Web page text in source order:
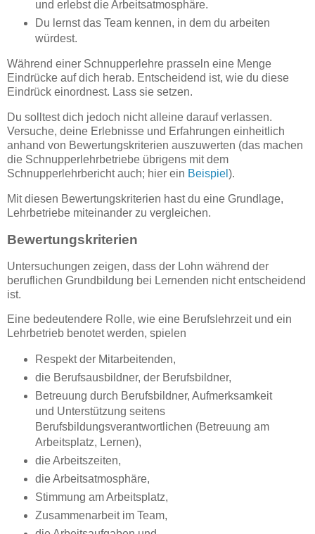
und erlebst die Arbeitsatmosphäre.
Du lernst das Team kennen, in dem du arbeiten
würdest.
Während einer Schnupperlehre prasseln eine Menge
Eindrücke auf dich herab. Entscheidend ist, wie du diese
Eindrück einordnest. Lass sie setzen.
Du solltest dich jedoch nicht alleine darauf verlassen.
Versuche, deine Erlebnisse und Erfahrungen einheitlich
anhand von Bewertungskriterien auszuwerten (das machen
die Schnupperlehrbetriebe übrigens mit dem
Schnupperlehrbericht auch; hier ein Beispiel ).
Mit diesen Bewertungskriterien hast du eine Grundlage,
Lehrbetriebe miteinander zu vergleichen.
Bewertungskriterien
Untersuchungen zeigen, dass der Lohn während der
beruflichen Grundbildung bei Lernenden nicht entscheidend
ist.
Eine bedeutendere Rolle, wie eine Berufslehrzeit und ein
Lehrbetrieb benotet werden, spielen
Respekt der Mitarbeitenden,
die Berufsausbildner, der Berufsbildner,
Betreuung durch Berufsbildner, Aufmerksamkeit
und Unterstützung seitens
Berufsbildungsverantwortlichen (Betreuung am
Arbeitsplatz, Lernen),
die Arbeitszeiten,
die Arbeitsatmosphäre,
Stimmung am Arbeitsplatz,
Zusammenarbeit im Team,